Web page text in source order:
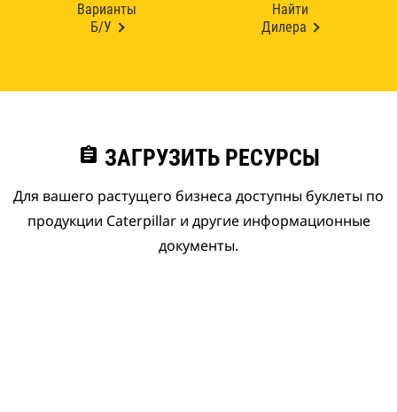
Варианты
Б/У
Найти
Дилера
assignment ЗАГРУЗИТЬ РЕСУРСЫ
Для вашего растущего бизнеса доступны буклеты по
продукции Caterpillar и другие информационные
документы.